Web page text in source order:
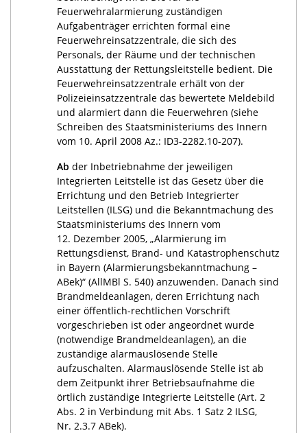
Feuerwehralarmierung zuständigen
Aufgabenträger errichten formal eine
Feuerwehreinsatzzentrale, die sich des
Personals, der Räume und der technischen
Ausstattung der Rettungsleitstelle bedient. Die
Feuerwehreinsatzzentrale erhält von der
Polizeieinsatzzentrale das bewertete Meldebild
und alarmiert dann die Feuerwehren (siehe
Schreiben des Staatsministeriums des Innern
vom 10. April 2008 Az.: ID3-2282.10-207).
Ab der Inbetriebnahme der jeweiligen
Integrierten Leitstelle ist das Gesetz über die
Errichtung und den Betrieb Integrierter
Leitstellen (ILSG) und die Bekanntmachung des
Staatsministeriums des Innern vom
12. Dezember 2005, „Alarmierung im
Rettungsdienst, Brand- und Katastrophenschutz
in Bayern (Alarmierungsbekanntmachung –
ABek)“ (AllMBl S. 540) anzuwenden. Danach sind
Brandmeldeanlagen, deren Errichtung nach
einer öffentlich-rechtlichen Vorschrift
vorgeschrieben ist oder angeordnet wurde
(notwendige Brandmeldeanlagen), an die
zuständige alarmauslösende Stelle
aufzuschalten. Alarmauslösende Stelle ist ab
dem Zeitpunkt ihrer Betriebsaufnahme die
örtlich zuständige Integrierte Leitstelle (Art. 2
Abs. 2 in Verbindung mit Abs. 1 Satz 2 ILSG,
Nr. 2.3.7 ABek).